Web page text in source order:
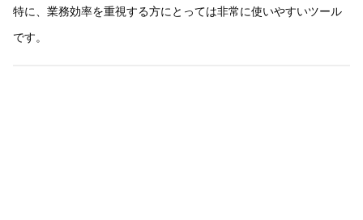
特に、業務効率を重視する方にとっては非常に使いやすいツール
です。